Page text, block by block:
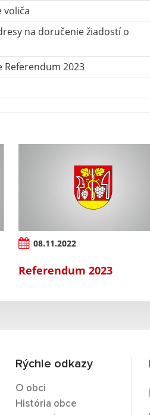
voliča
na doručenie žiadostí o
Referendum 2023
08.11.2022
Referendum 2023
Rýchle odkazy
O obci
História obce